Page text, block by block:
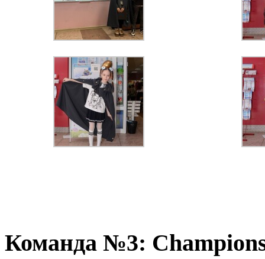
Команда №3: